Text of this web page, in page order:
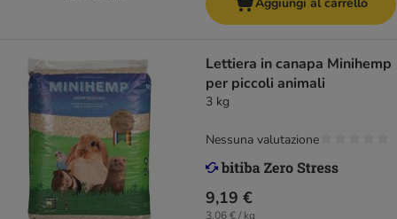
Lettiera in canapa Minihemp
per piccoli animali
3 kg
9,19 €
3,06 € / kg
Nessuna valutazione